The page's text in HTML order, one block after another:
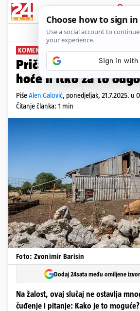
PRIJAVA
News
KOMENTIRA: ALEN GALOVIĆ PLUS+
Priča o bedrenici je
hoće li itko za to
PišeAlen Galović, ponedjeljak, 21.7.2025. u
Čitanje članka: 1 min
Foto: Zvonimir Barisin
Dodaj 24sata među omiljene
Na žalost, ovaj slučaj ne ostavlja
čuđenje i pitanje: Kako je to